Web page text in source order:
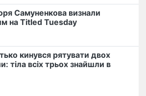
Самуненкова визнали
на Titled Tuesday
кинувся рятувати двох
тіла всіх трьох знайшли в